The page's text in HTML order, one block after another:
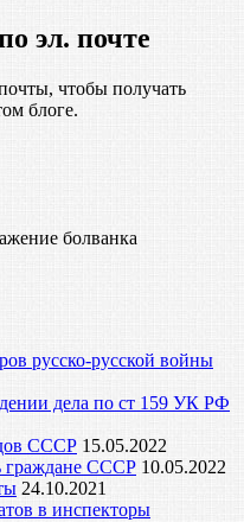
эл. почте
чтобы получать
блоге.
русско-русской войны
дела по ст 159 УК РФ
СССР 15.05.2022
граждане СССР 10.05.2022
24.10.2021
в инспекторы